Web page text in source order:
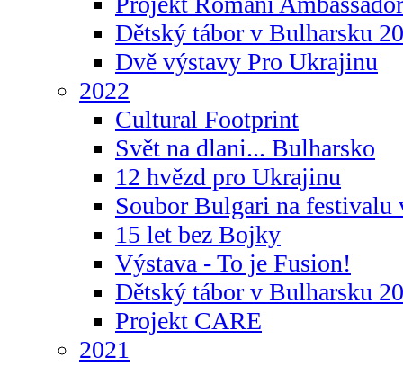
Dětský tábor v Bulharsku
Dvě výstavy Pro Ukrajinu
2022
Cultural Footprint
Svět na dlani... Bulharsko
12 hvězd pro Ukrajinu
Soubor Bulgari na festivalu
15 let bez Bojky
Výstava - To je Fusion!
Dětský tábor v Bulharsku
Projekt CARE
2021